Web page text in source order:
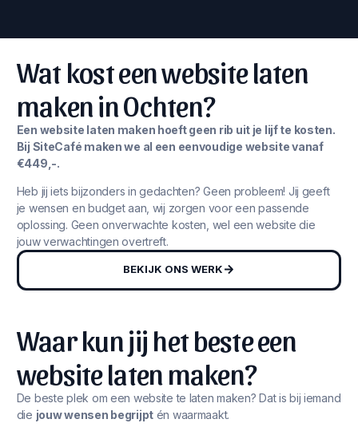
Wat kost een website laten
maken in Ochten?
Een website laten maken hoeft geen rib uit je lijf te kosten.
Bij SiteCafé maken we al een eenvoudige website vanaf
€449,-.
Heb jij iets bijzonders in gedachten? Geen probleem! Jij geeft
je wensen en budget aan, wij zorgen voor een passende
oplossing. Geen onverwachte kosten, wel een website die
jouw verwachtingen overtreft.
BEKIJK ONS WERK
Waar kun jij het beste een
website laten maken?
De beste plek om een website te laten maken? Dat is bij iemand
die jouw wensen begrijpt én waarmaakt.